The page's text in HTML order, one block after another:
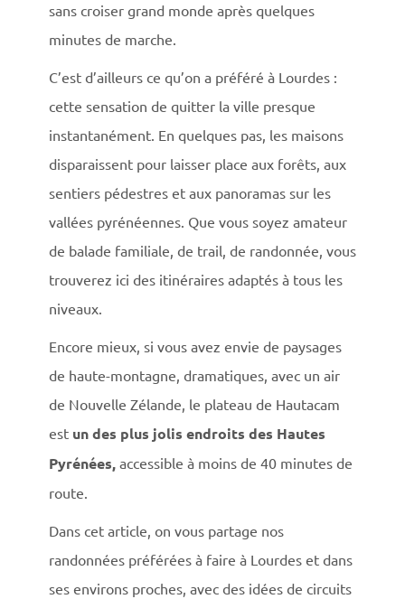
sans croiser grand monde après quelques
minutes de marche.
C’est d’ailleurs ce qu’on a préféré à Lourdes :
cette sensation de quitter la ville presque
instantanément. En quelques pas, les maisons
disparaissent pour laisser place aux forêts, aux
sentiers pédestres et aux panoramas sur les
vallées pyrénéennes. Que vous soyez amateur
de balade familiale, de trail, de randonnée, vous
trouverez ici des itinéraires adaptés à tous les
niveaux.
Encore mieux, si vous avez envie de paysages
de haute-montagne, dramatiques, avec un air
de Nouvelle Zélande, le plateau de Hautacam
estun des plus jolis endroits des Hautes
Pyrénées,accessible à moins de 40 minutes de
route.
Dans cet article, on vous partage nos
randonnées préférées à faire à Lourdes et dans
ses environs proches, avec des idées de circuits